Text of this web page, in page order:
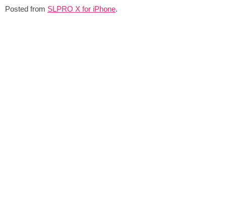
Posted from SLPRO X for iPhone.